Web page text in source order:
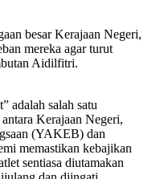
besar Kerajaan Negeri,
mereka agar turut
Aidilfitri.
adalah salah satu
Kerajaan Negeri,
(YAKEB) dan
memastikan kebajikan
sentiasa diutamakan